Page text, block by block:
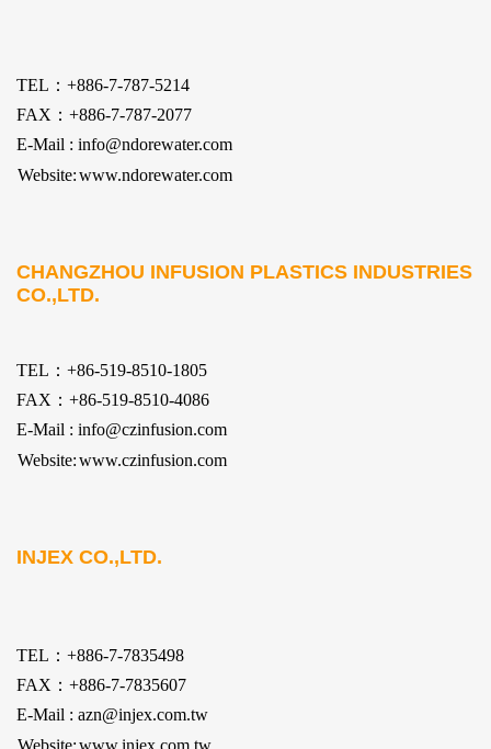
TEL：+886-7-787-5214
FAX：+886-7-787-2077
E-Mail : info@ndorewater.com
Website:www.ndorewater.com
CHANGZHOU INFUSION PLASTICS INDUSTRIES
CO.,LTD.
TEL：+86-519-8510-1805
FAX：+86-519-8510-4086
E-Mail : info@czinfusion.com
Website:www.czinfusion.com
INJEX CO.,LTD.
TEL：+886-7-7835498
FAX：+886-7-7835607
E-Mail : azn@injex.com.tw